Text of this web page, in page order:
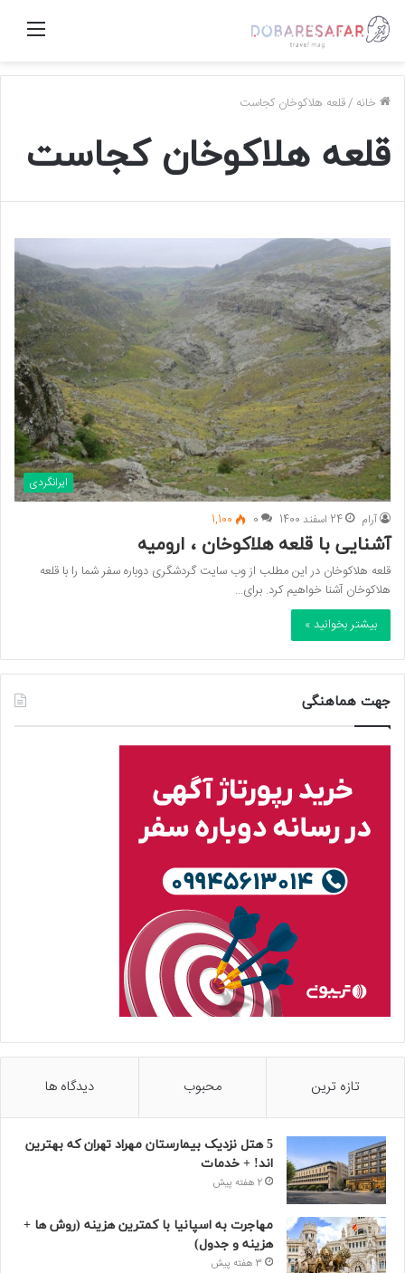
منو
خانه /قلعه هلاکوخان کجاست
قلعه هلاکوخان کجاست
ایرانگردی
آرام 24 اسفند 1400 0
1,100
آشنایی با قلعه هلاکوخان ، ارومیه
قلعه هلاکوخان در این مطلب از وب سایت گردشگری دوباره سفر شما را با قلعه
هلاکوخان آشنا خواهیم کرد. برای…
بیشتر بخوانید »
جهت هماهنگی
تازه ترین محبوب دیدگاه ها
5 هتل نزدیک بیمارستان مهراد تهران که بهترین‌
اند! + خدمات
2 هفته پیش
مهاجرت به اسپانیا با کمترین هزینه (روش ها +
هزینه و جدول)
3 هفته پیش